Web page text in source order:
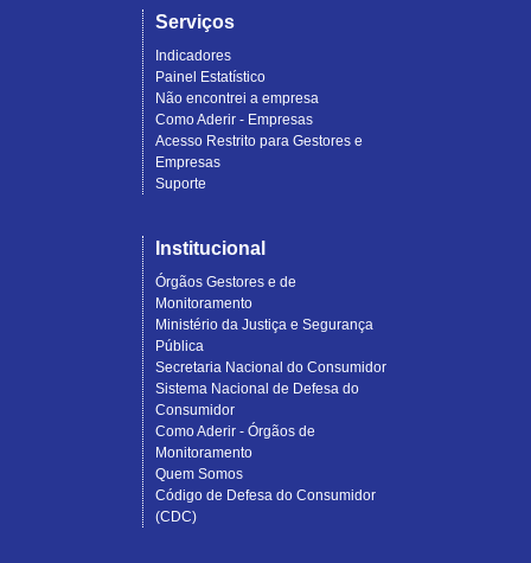
Serviços
Indicadores
Painel Estatístico
Não encontrei a empresa
Como Aderir - Empresas
Acesso Restrito para Gestores e
Empresas
Suporte
Institucional
Órgãos Gestores e de
Monitoramento
Ministério da Justiça e Segurança
Pública
Secretaria Nacional do Consumidor
Sistema Nacional de Defesa do
Consumidor
Como Aderir - Órgãos de
Monitoramento
Quem Somos
Código de Defesa do Consumidor
(CDC)